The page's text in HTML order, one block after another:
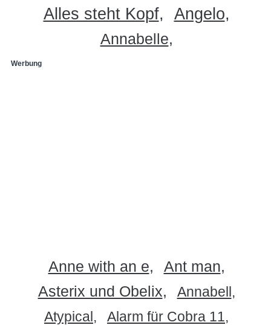
Alles steht Kopf
Angelo
Annabelle
Werbung
Anne with an e
Ant man
Asterix und Obelix
Annabell
Atypical
Alarm für Cobra 11